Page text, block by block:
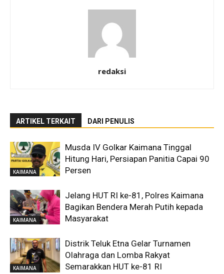
redaksi
ARTIKEL TERKAIT DARI PENULIS
KAIMANA
Musda IV Golkar Kaimana Tinggal
Hitung Hari, Persiapan Panitia Capai 90
Persen
KAIMANA
Jelang HUT RI ke-81, Polres Kaimana
Bagikan Bendera Merah Putih kepada
Masyarakat
KAIMANA
Distrik Teluk Etna Gelar Turnamen
Olahraga dan Lomba Rakyat
Semarakkan HUT ke-81 RI